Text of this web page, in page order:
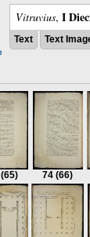
Vitruvius, I
Text Text
(65) 74 (66)